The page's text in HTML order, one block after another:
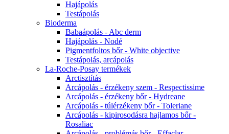
Hajápolás
Testápolás
Bioderma
Babaápolás - Abc derm
Hajápolás - Nodé
Pigmentfoltos bőr - White objective
Testápolás, arcápolás
La-Roche-Posay termékek
Arctisztítás
Arcápolás - érzékeny szem - Respectissime
Arcápolás - érzékeny bőr - Hydreane
Arcápolás - túlérzékeny bőr - Toleriane
Arcápolás - kipirosodásra hajlamos bőr -
Rosaliac